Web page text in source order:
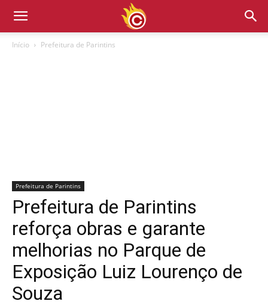
Início Prefeitura de Parintins
Prefeitura de Parintins
Prefeitura de Parintins
reforça obras e garante
melhorias no Parque de
Exposição Luiz Lourenço de
Souza